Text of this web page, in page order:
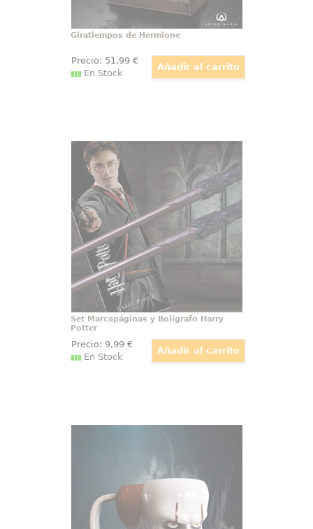
Giratiempos de Hermione
Precio: 51,99€
En Stock
Set Marcapáginas y Bolígrafo Harry
Potter
Revive toda la saga de Harry
Potter con este estupendo set de
Marcapáginas y Bolígrafo de
Harry Potter.
Set Marcapáginas y Bolígrafo Harry
Potter
Precio: 9,99€
En Stock
taza de Pennywise, inspirada en la
inquietante obra maestra de
Stephen King, IT. Con un diseño
tridimensional que reproduce
fielmente el rostro del siniestro
payaso